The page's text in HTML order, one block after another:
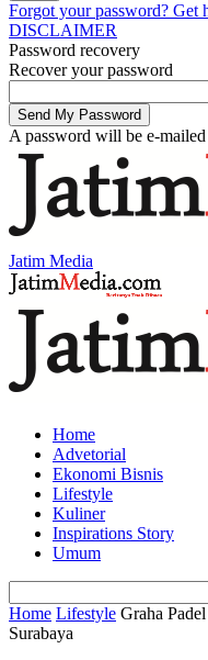
Forgot your password? Get
DISCLAIMER
Password recovery
Recover your password
A password will be e-
Jatim Media
Home
Advetorial
Ekonomi Bisnis
Lifestyle
Kuliner
Inspirations Story
Umum
Home Lifestyle Graha
Surabaya